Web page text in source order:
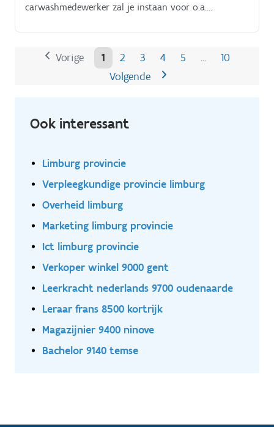
carwashmedewerker zal je instaan voor o.a.
Klantencontact ( specifieke eisen van klanten voor de
schoonmaak van de wagen)
Vorige 1 2 3 4 5
10
Volgende
Ook interessant
Limburg provincie
Verpleegkundige provincie limburg
Overheid limburg
Marketing limburg provincie
Ict limburg provincie
Verkoper winkel 9000 gent
Leerkracht nederlands 9700 oudenaarde
Leraar frans 8500 kortrijk
Magazijnier 9400 ninove
Bachelor 9140 temse